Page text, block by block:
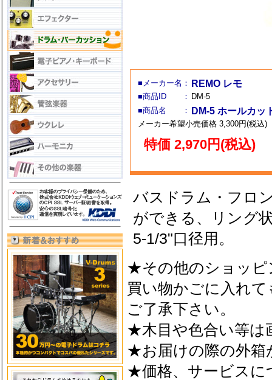
■メーカー名： REMO レモ
■商品ID ： DM-5
■商品名 ：
DM-5 ホールカッ
メーカー希望小売価格 3,300円(税込)
特価 2,970円(税込)
バスドラム・フロ
ができる、リング
5-1/3"口径用。
★その他のショッピ
買い物かごに入れ
ご了承下さい。
★木目や色合い等は
★お届けの際の外箱
★価格、サービスに